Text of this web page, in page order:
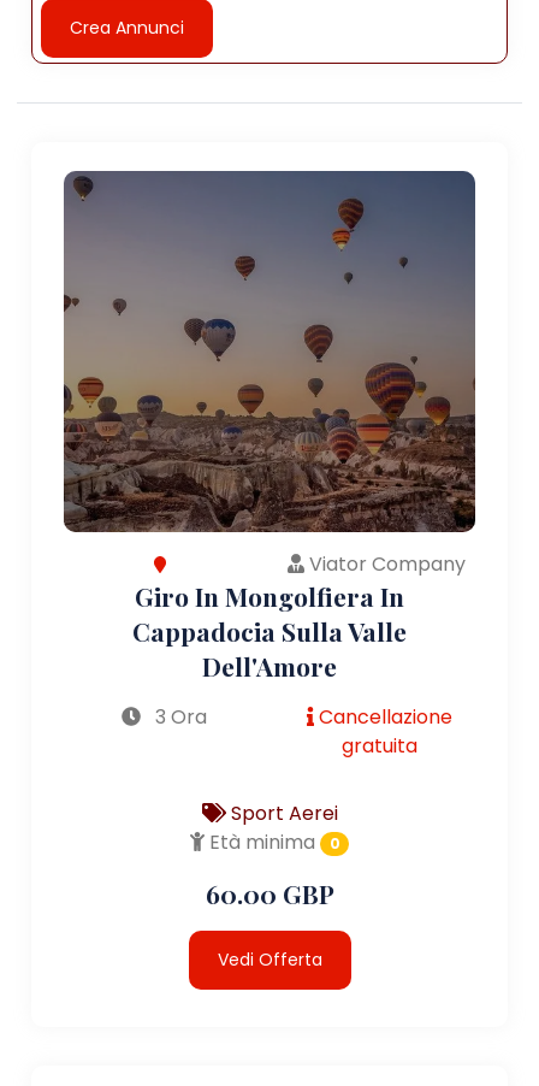
Crea Annunci
Viator Company
Giro In Mongolfiera In
Cappadocia Sulla Valle
Dell'Amore
3 Ora
Cancellazione
gratuita
Sport Aerei
Età minima
0
60.00 GBP
Vedi Offerta